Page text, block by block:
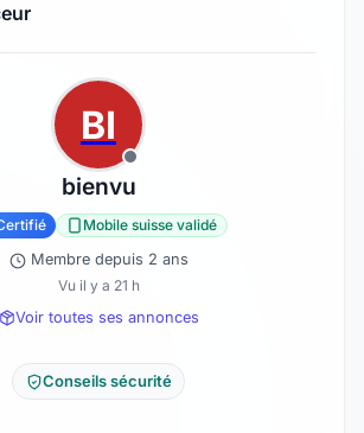
BI
bienvu
Mobile suisse validé
Membre depuis 2 ans
Vu il y a 21 h
Voir toutes ses annonces
Conseils sécurité